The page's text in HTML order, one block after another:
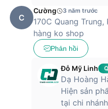
C
Cường 3 năm trước
170C Quang Trung,
hàng ko shop
Phản hồi
Đỗ Mỹ Linh
Dạ Hoàng
Hiện sản
tại chi